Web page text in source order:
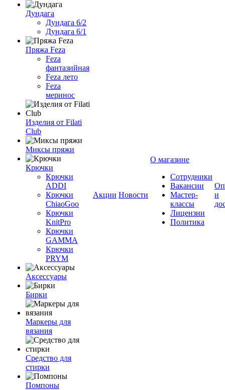
Дундага
Дундага 6/2
Дундага 6/1
Пряжа Feza
Feza
фантазийная
Feza лето
Feza
меринос
Изделия от Filati
Club
Миксы пряжи
Крючки
Крючки
ADDI
Крючки
ChiaoGoo
Крючки
KnitPro
Крючки
GAMMA
Крючки
PRYM
Аксессуары
Бирки
Маркеры для
вязания
Средство для
стирки
Помпоны
Акции Новости
О магазине
Сотрудники
Вакансии
Мастер-
классы
Лицензии
Политика
и